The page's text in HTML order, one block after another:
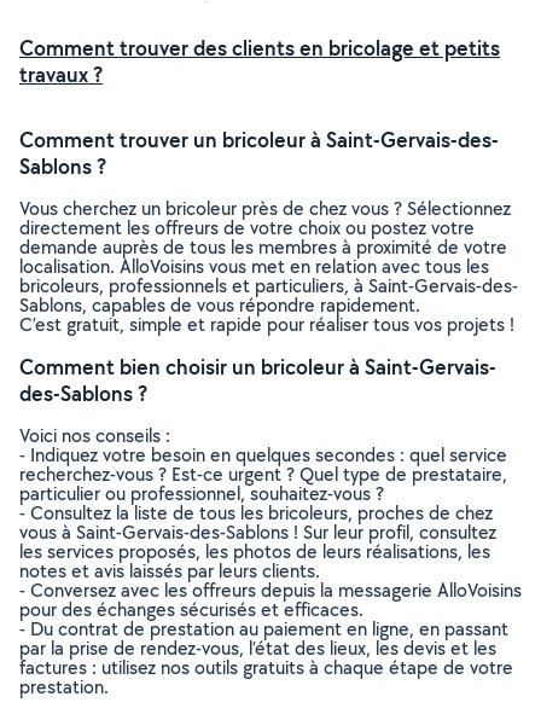
Comment trouver des clients en bricolage et petits
travaux ?
Comment trouver un bricoleur à Saint-Gervais-des-
Sablons ?
Vous cherchez un bricoleur près de chez vous ? Sélectionnez
directement les offreurs de votre choix ou postez votre
demande auprès de tous les membres à proximité de votre
localisation. AlloVoisins vous met en relation avec tous les
bricoleurs, professionnels et particuliers, à Saint-Gervais-des-
Sablons, capables de vous répondre rapidement.
C’est gratuit, simple et rapide pour réaliser tous vos projets !
Comment bien choisir un bricoleur à Saint-Gervais-
des-Sablons ?
Voici nos conseils :
- Indiquez votre besoin en quelques secondes : quel service
recherchez-vous ? Est-ce urgent ? Quel type de prestataire,
particulier ou professionnel, souhaitez-vous ?
- Consultez la liste de tous les bricoleurs, proches de chez
vous à Saint-Gervais-des-Sablons ! Sur leur profil, consultez
les services proposés, les photos de leurs réalisations, les
notes et avis laissés par leurs clients.
- Conversez avec les offreurs depuis la messagerie AlloVoisins
pour des échanges sécurisés et efficaces.
- Du contrat de prestation au paiement en ligne, en passant
par la prise de rendez-vous, l’état des lieux, les devis et les
factures : utilisez nos outils gratuits à chaque étape de votre
prestation.